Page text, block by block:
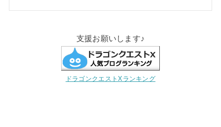
支援お願いします♪
ドラゴンクエストXランキング